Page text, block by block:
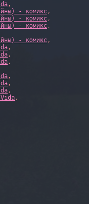
,
- комикс,
- комикс,
- комикс,
- комикс,
,
,
,
,
,
,
,